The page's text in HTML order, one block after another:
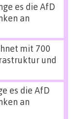
es die AfD
an
mit 700
und
es die AfD
an